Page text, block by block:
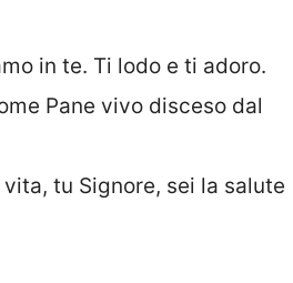
in te. Ti lodo e ti adoro.
Pane vivo disceso dal
tu Signore, sei la salute